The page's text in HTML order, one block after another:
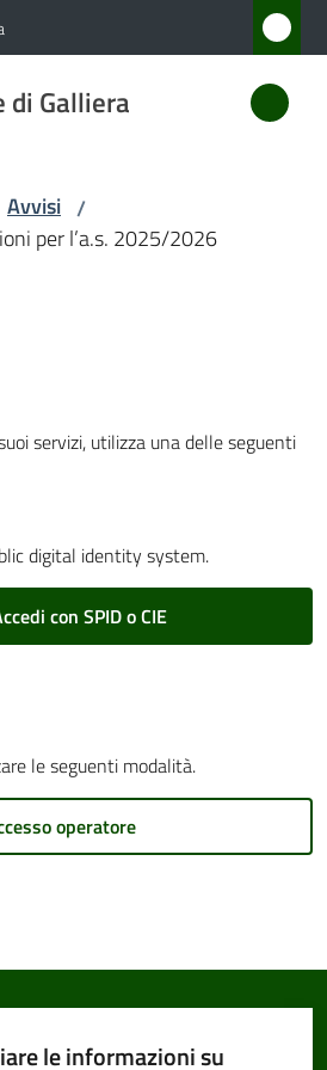
di Galliera
Avvisi /
per l’a.s. 2025/2026
servizi, utilizza una delle seguenti
digital identity system.
con SPID o CIE
le seguenti modalità.
operatore
le informazioni su